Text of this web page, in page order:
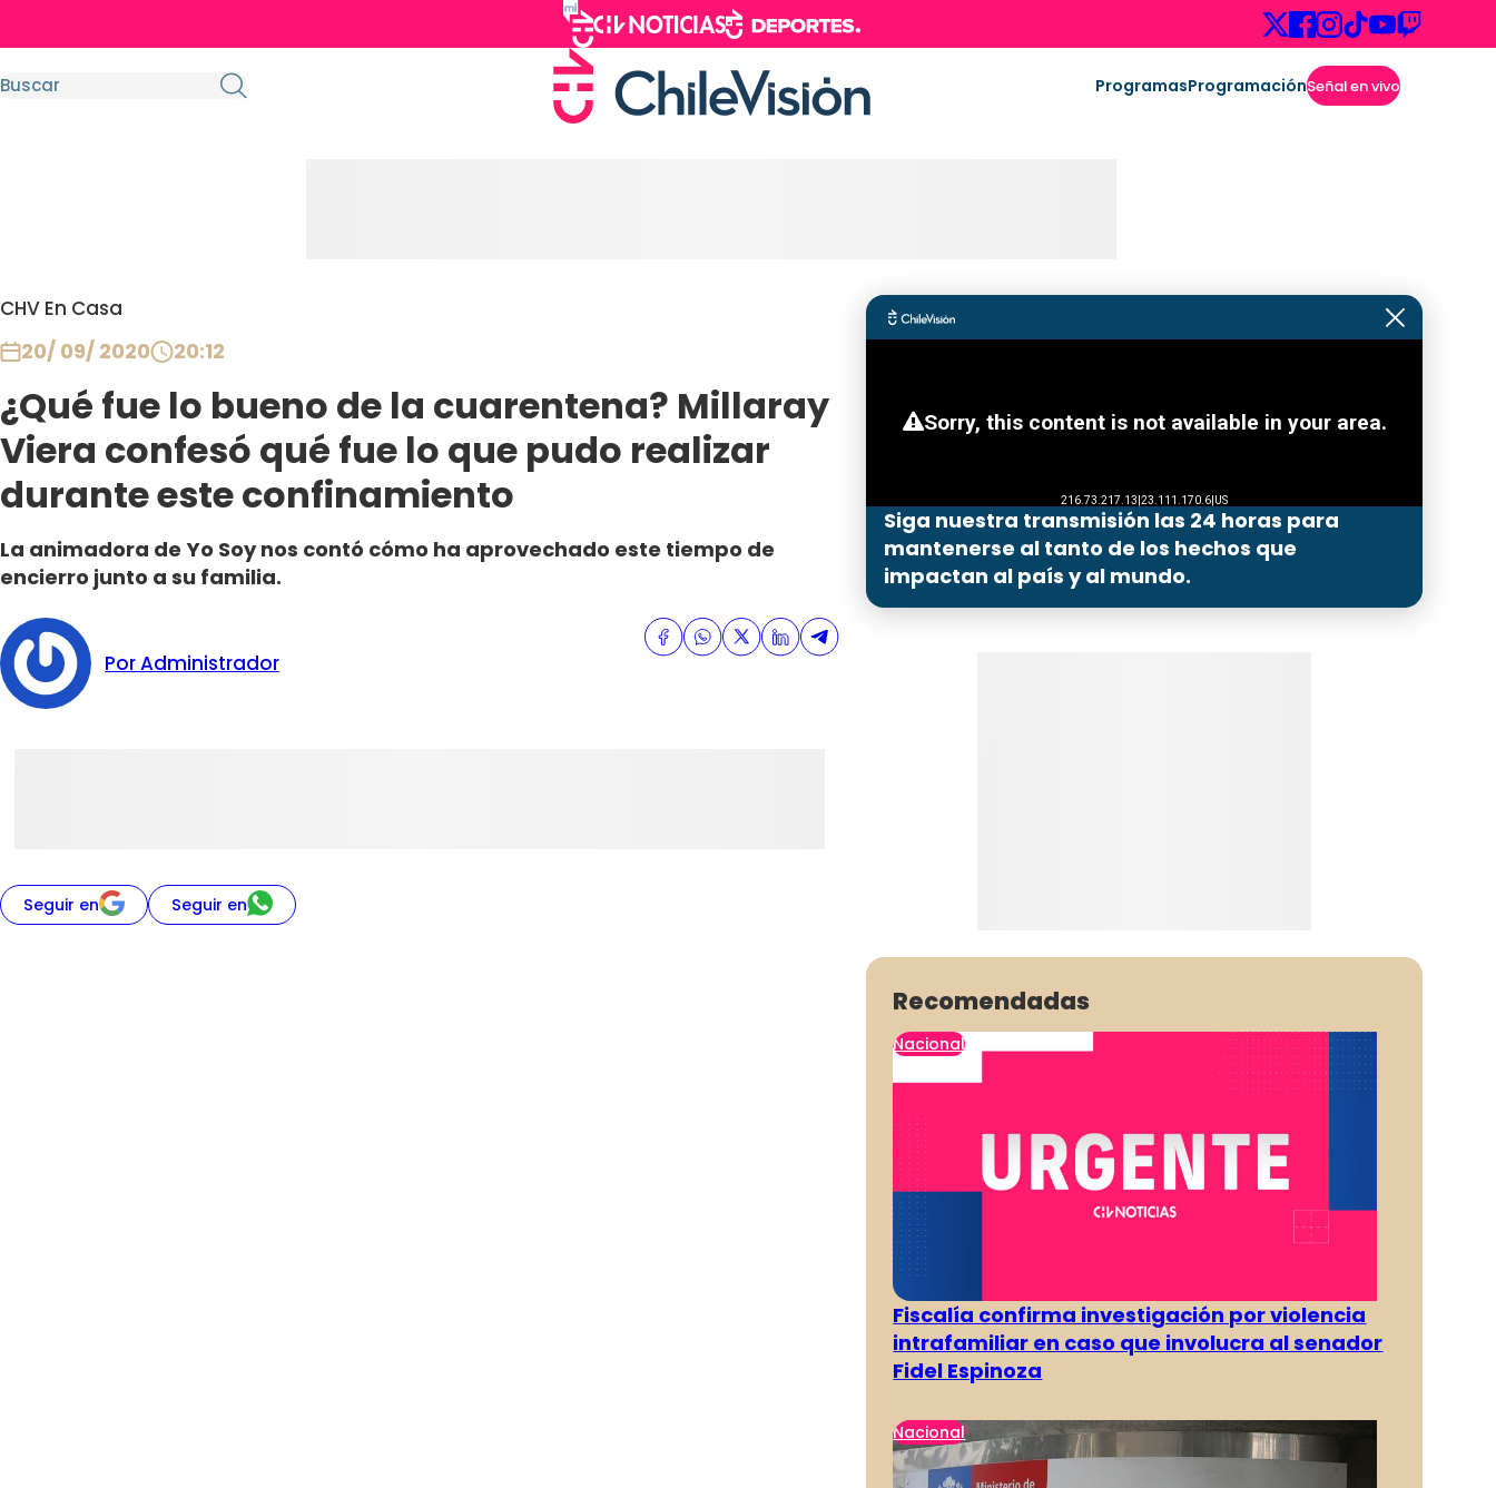
ProgramasProgramaciónSeñal en vivo
CHV En Casa
20/ 09/ 2020 20:12
¿Qué fue lo bueno de la cuarentena? Millaray
Viera confesó qué fue lo que pudo realizar
durante este confinamiento
La animadora de Yo Soy nos contó cómo ha aprovechado este tiempo de
encierro junto a su familia.
Por Administrador
Seguir en Seguir en
Siga nuestra transmisión las 24 horas para
mantenerse al tanto de los hechos que
impactan al país y al mundo.
Recomendadas
Nacional
Fiscalía confirma investigación por violencia
intrafamiliar en caso que involucra al senador
Fidel Espinoza
Nacional